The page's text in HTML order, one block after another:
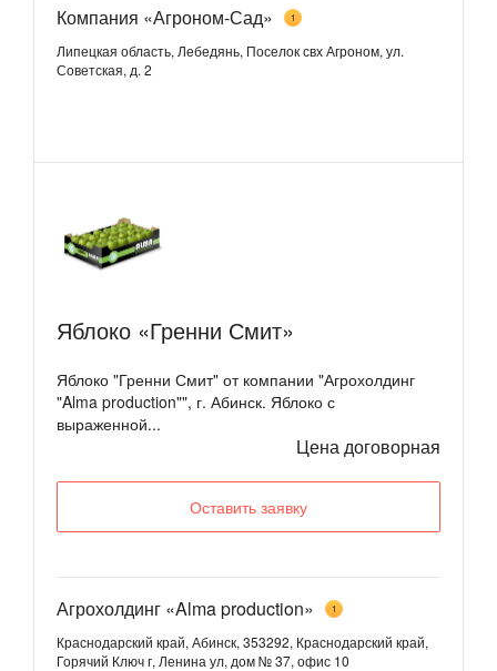
Компания «Агроном-Сад» 1
Липецкая область, Лебедянь, Поселок свх Агроном, ул.
Советская, д. 2
Яблоко «Гренни Смит»
Яблоко "Гренни Смит" от компании "Агрохолдинг
"Alma production"", г. Абинск. Яблоко с
выраженной...
Цена договорная
Оставить заявку
Агрохолдинг «Alma production» 1
Краснодарский край, Абинск, 353292, Краснодарский край,
Горячий Ключ г, Ленина ул, дом № 37, офис 10